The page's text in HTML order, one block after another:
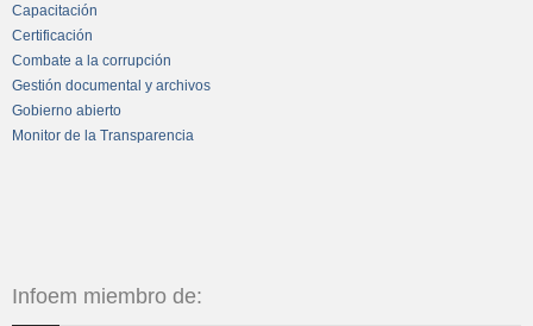
Capacitación
Certificación
Combate a la corrupción
Gestión documental y archivos
Gobierno abierto
Monitor de la Transparencia
Infoem miembro de: